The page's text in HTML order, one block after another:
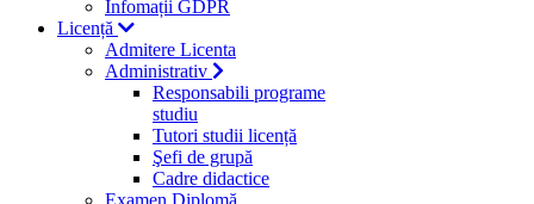
Infomații GDPR
Licență
Admitere Licenta
Administrativ
Responsabili programe
studiu
Tutori studii licență
Şefi de grupă
Cadre didactice
Examen Diplomă